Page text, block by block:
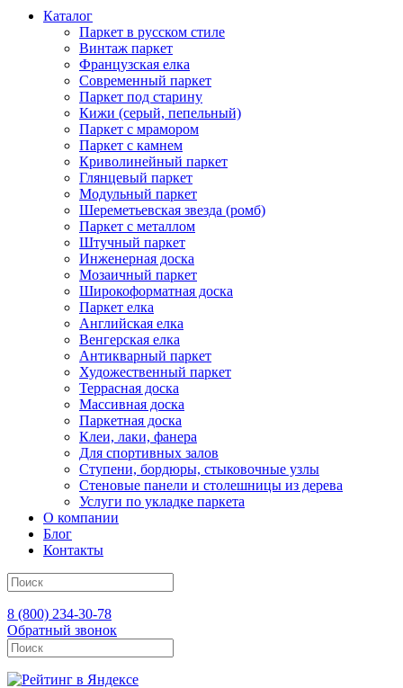
Каталог
Паркет в русском стиле
Винтаж паркет
Французская елка
Современный паркет
Паркет под старину
Кижи (серый, пепельный)
Паркет с мрамором
Паркет с камнем
Криволинейный паркет
Глянцевый паркет
Модульный паркет
Шереметьевская звезда (ромб)
Паркет с металлом
Штучный паркет
Инженерная доска
Мозаичный паркет
Широкоформатная доска
Паркет елка
Английская елка
Венгерская елка
Антикварный паркет
Художественный паркет
Террасная доска
Массивная доска
Паркетная доска
Клеи, лаки, фанера
Для спортивных залов
Ступени, бордюры, стыковочные узлы
Стеновые панели и столешницы из дерева
Услуги по укладке паркета
О компании
Блог
Контакты
8 (800) 234-30-78
Обратный звонок